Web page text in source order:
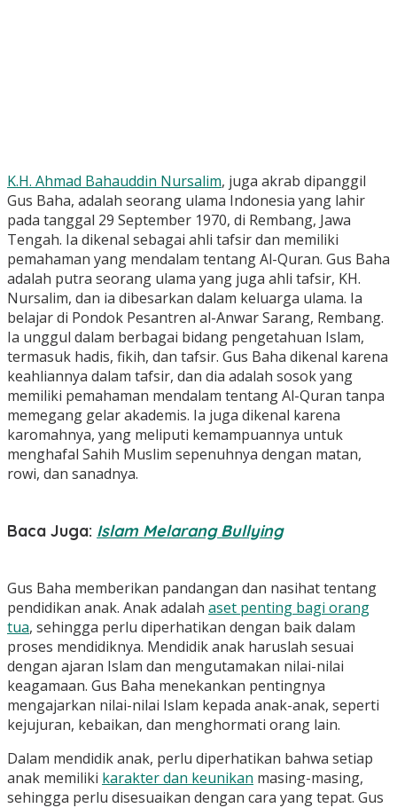
K.H. Ahmad Bahauddin Nursalim, juga akrab dipanggil
Gus Baha, adalah seorang ulama Indonesia yang lahir
pada tanggal 29 September 1970, di Rembang, Jawa
Tengah. Ia dikenal sebagai ahli tafsir dan memiliki
pemahaman yang mendalam tentang Al-Quran. Gus Baha
adalah putra seorang ulama yang juga ahli tafsir, KH.
Nursalim, dan ia dibesarkan dalam keluarga ulama. Ia
belajar di Pondok Pesantren al-Anwar Sarang, Rembang.
Ia unggul dalam berbagai bidang pengetahuan Islam,
termasuk hadis, fikih, dan tafsir. Gus Baha dikenal karena
keahliannya dalam tafsir, dan dia adalah sosok yang
memiliki pemahaman mendalam tentang Al-Quran tanpa
memegang gelar akademis. Ia juga dikenal karena
karomahnya, yang meliputi kemampuannya untuk
menghafal Sahih Muslim sepenuhnya dengan matan,
rowi, dan sanadnya.
Baca Juga: Islam Melarang Bullying
Gus Baha memberikan pandangan dan nasihat tentang
pendidikan anak. Anak adalah aset penting bagi orang
tua, sehingga perlu diperhatikan dengan baik dalam
proses mendidiknya. Mendidik anak haruslah sesuai
dengan ajaran Islam dan mengutamakan nilai-nilai
keagamaan. Gus Baha menekankan pentingnya
mengajarkan nilai-nilai Islam kepada anak-anak, seperti
kejujuran, kebaikan, dan menghormati orang lain.
Dalam mendidik anak, perlu diperhatikan bahwa setiap
anak memiliki karakter dan keunikan masing-masing,
sehingga perlu disesuaikan dengan cara yang tepat. Gus